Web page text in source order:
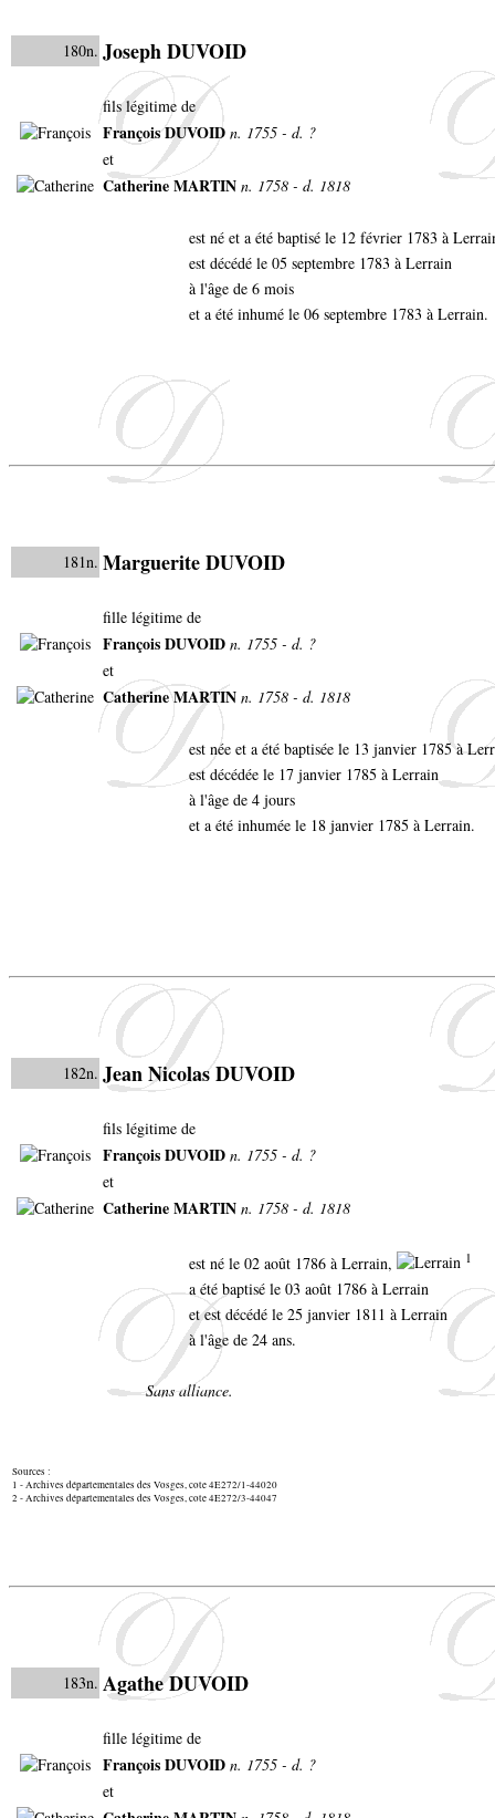
180n. Joseph DUVOID
fils légitime de
François DUVOID n. 1755 - d. ?
et
Catherine MARTIN n. 1758 - d. 1818
est né et a été baptisé le 12 février 1783 à
est décédé le 05 septembre 1783 à Lerrain
à l'âge de 6 mois
et a été inhumé le 06 septembre 1783 à Lerrain.
181n. Marguerite DUVOID
fille légitime de
François DUVOID n. 1755 - d. ?
et
Catherine MARTIN n. 1758 - d. 1818
est née et a été baptisée le 13 janvier 1785 à
est décédée le 17 janvier 1785 à Lerrain
à l'âge de 4 jours
et a été inhumée le 18 janvier 1785 à Lerrain.
182n. Jean Nicolas DUVOID
fils légitime de
François DUVOID n. 1755 - d. ?
et
Catherine MARTIN n. 1758 - d. 1818
est né le 02 août 1786 à Lerrain, 1
a été baptisé le 03 août 1786 à Lerrain
et est décédé le 25 janvier 1811 à Lerrain
à l'âge de 24 ans.
Sans alliance.
Sources :
1 - Archives départementales des Vosges, cote 4E272/1-44020
2 - Archives départementales des Vosges, cote 4E272/3-44047
183n. Agathe DUVOID
fille légitime de
François DUVOID n. 1755 - d. ?
et